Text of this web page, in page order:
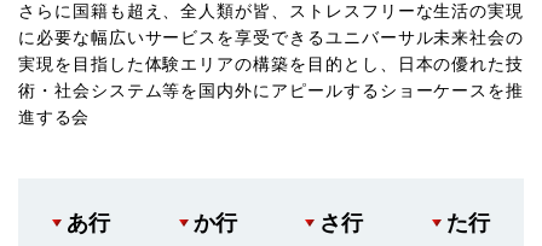
さらに国籍も超え、全人類が皆、ストレスフリーな生活の実現
に必要な幅広いサービスを享受できるユニバーサル未来社会の
実現を目指した体験エリアの構築を目的とし、日本の優れた技
術・社会システム等を国内外にアピールするショーケースを推
進する会
あ行 か行 さ行 た行